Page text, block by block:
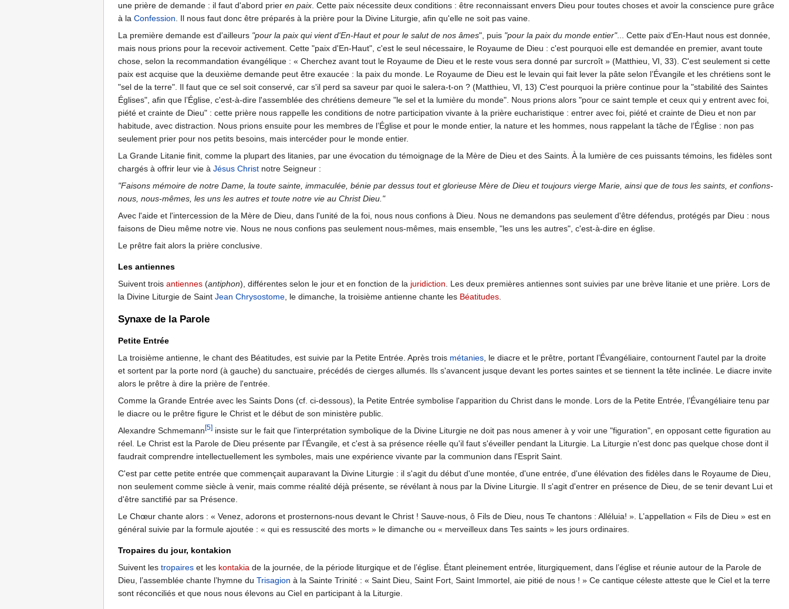
une prière de demande : il faut d'abord prier en paix . Cette paix nécessite deux conditions : être reconnaissant envers Dieu pour toutes choses et avoir la conscience pure grâce
à la Confession . Il nous faut donc être préparés à la prière pour la Divine Liturgie, afin qu'elle ne soit pas vaine.
La première demande est d'ailleurs "pour la paix qui vient d'En-Haut et pour le salut de nos âmes", puis "pour la paix du monde entier"... Cette paix d'En-Haut nous est donnée,
mais nous prions pour la recevoir activement. Cette "paix d'En-Haut", c'est le seul nécessaire, le Royaume de Dieu : c'est pourquoi elle est demandée en premier, avant toute
chose, selon la recommandation évangélique : « Cherchez avant tout le Royaume de Dieu et le reste vous sera donné par surcroît » (Matthieu, VI, 33). C'est seulement si cette
paix est acquise que la deuxième demande peut être exaucée : la paix du monde. Le Royaume de Dieu est le levain qui fait lever la pâte selon l’Évangile et les chrétiens sont le
"sel de la terre". Il faut que ce sel soit conservé, car s'il perd sa saveur par quoi le salera-t-on ? (Matthieu, VI, 13) C'est pourquoi la prière continue pour la "stabilité des Saintes
Églises", afin que l’Église, c'est-à-dire l'assemblée des chrétiens demeure "le sel et la lumière du monde". Nous prions alors "pour ce saint temple et ceux qui y entrent avec foi,
piété et crainte de Dieu" : cette prière nous rappelle les conditions de notre participation vivante à la prière eucharistique : entrer avec foi, piété et crainte de Dieu et non par
habitude, avec distraction. Nous prions ensuite pour les membres de l’Église et pour le monde entier, la nature et les hommes, nous rappelant la tâche de l’Église : non pas
seulement prier pour nos petits besoins, mais intercéder pour le monde entier.
La Grande Litanie finit, comme la plupart des litanies, par une évocation du témoignage de la Mère de Dieu et des Saints. À la lumière de ces puissants témoins, les fidèles sont
chargés à offrir leur vie à Jésus Christ notre Seigneur :
"Faisons mémoire de notre Dame, la toute sainte, immaculée, bénie par dessus tout et glorieuse Mère de Dieu et toujours vierge Marie, ainsi que de tous les saints, et confions-
nous, nous-mêmes, les uns les autres et toute notre vie au Christ Dieu."
Avec l'aide et l'intercession de la Mère de Dieu, dans l'unité de la foi, nous nous confions à Dieu. Nous ne demandons pas seulement d'être défendus, protégés par Dieu : nous
faisons de Dieu même notre vie. Nous ne nous confions pas seulement nous-mêmes, mais ensemble, "les uns les autres", c'est-à-dire en église.
Le prêtre fait alors la prière conclusive.
Les antiennes
Suivent trois antiennes (antiphon), différentes selon le jour et en fonction de la juridiction . Les deux premières antiennes sont suivies par une brève litanie et une prière. Lors de
la Divine Liturgie de Saint Jean Chrysostome , le dimanche, la troisième antienne chante les Béatitudes
Synaxe de la Parole
Petite Entrée
La troisième antienne, le chant des Béatitudes, est suivie par la Petite Entrée. Après trois métanies , le diacre et le prêtre, portant l’Évangéliaire, contournent l'autel par la droite
et sortent par la porte nord (à gauche) du sanctuaire, précédés de cierges allumés. Ils s'avancent jusque devant les portes saintes et se tiennent la tête inclinée. Le diacre invite
alors le prêtre à dire la prière de l'entrée.
Comme la Grande Entrée avec les Saints Dons (cf. ci-dessous), la Petite Entrée symbolise l'apparition du Christ dans le monde. Lors de la Petite Entrée, l’Évangéliaire tenu par
le diacre ou le prêtre figure le Christ et le début de son ministère public.
Alexandre Schmemann[5] insiste sur le fait que l'interprétation symbolique de la Divine Liturgie ne doit pas nous amener à y voir une "figuration", en opposant cette figuration au
réel. Le Christ est la Parole de Dieu présente par l’Évangile, et c'est à sa présence réelle qu'il faut s'éveiller pendant la Liturgie. La Liturgie n'est donc pas quelque chose dont il
faudrait comprendre intellectuellement les symboles, mais une expérience vivante par la communion dans l'Esprit Saint.
C'est par cette petite entrée que commençait auparavant la Divine Liturgie : il s'agit du début d'une montée, d'une entrée, d'une élévation des fidèles dans le Royaume de Dieu,
non seulement comme siècle à venir, mais comme réalité déjà présente, se révélant à nous par la Divine Liturgie. Il s'agit d'entrer en présence de Dieu, de se tenir devant Lui et
d'être sanctifié par sa Présence.
Le Chœur chante alors : « Venez, adorons et prosternons-nous devant le Christ ! Sauve-nous, ô Fils de Dieu, nous Te chantons : Alléluia! ». L’appellation « Fils de Dieu » est en
général suivie par la formule ajoutée : « qui es ressuscité des morts » le dimanche ou « merveilleux dans Tes saints » les jours ordinaires.
Tropaires du jour, kontakion
Suivent les tropaires et les kontakia de la journée, de la période liturgique et de l’église. Étant pleinement entrée, liturgiquement, dans l’église et réunie autour de la Parole de
Dieu, l’assemblée chante l’hymne du Trisagion à la Sainte Trinité : « Saint Dieu, Saint Fort, Saint Immortel, aie pitié de nous ! » Ce cantique céleste atteste que le Ciel et la terre
sont réconciliés et que nous nous élevons au Ciel en participant à la Liturgie.